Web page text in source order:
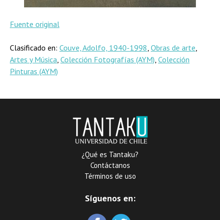
Fuente original
Clasificado en: Couve, Adolfo, 1940-1998, Obras de arte,
Artes y Música, Colección Fotografías (AYM), Colección
Pinturas (AYM)
¿Qué es Tantaku?
Contáctanos
Términos de uso
Síguenos en: